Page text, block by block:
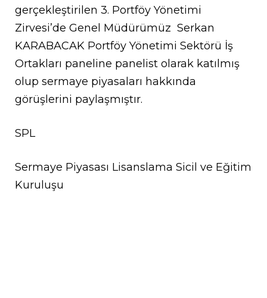
gerçekleştirilen 3. Portföy Yönetimi
Zirvesi’de Genel Müdürümüz Serkan
KARABACAK Portföy Yönetimi Sektörü İş
Ortakları paneline panelist olarak katılmış
olup sermaye piyasaları hakkında
görüşlerini paylaşmıştır.
SPL
Sermaye Piyasası Lisanslama Sicil ve Eğitim
Kuruluşu